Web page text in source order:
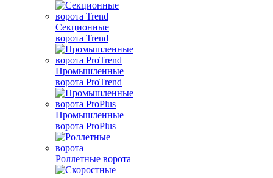
Секционные
ворота Trend
Промышленные
ворота ProTrend
Промышленные
ворота ProPlus
Роллетные ворота